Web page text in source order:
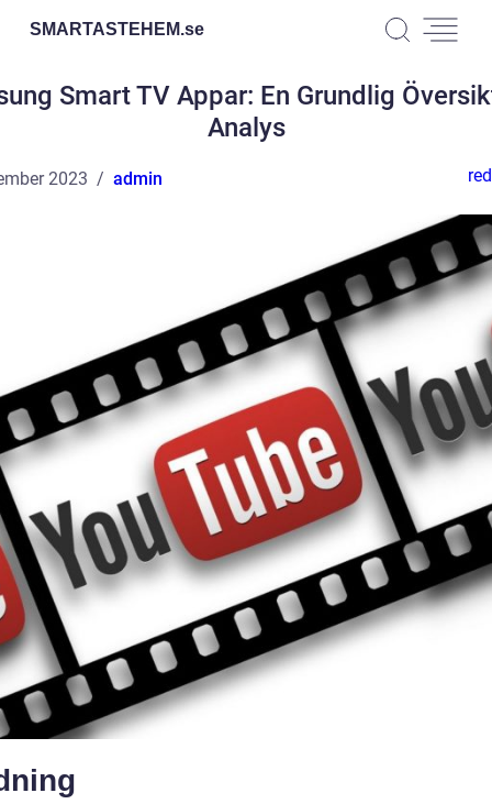
SMARTASTEHEM.se
Smart TV Appar: En Grundlig
Analys
2023 admin